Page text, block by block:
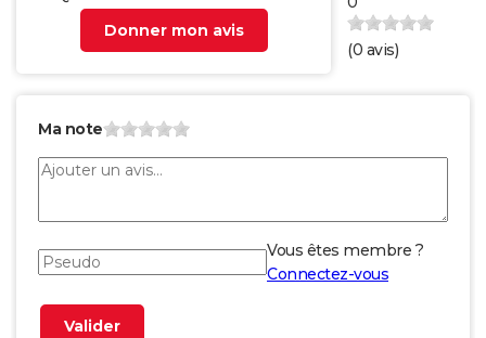
Donner mon avis
(0 avis)
Ma note
Vous êtes membre ?
Connectez-vous